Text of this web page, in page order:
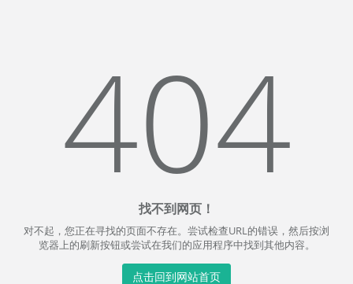
404
找不到网页！
对不起，您正在寻找的页面不存在。尝试检查URL的错误，然后按浏
览器上的刷新按钮或尝试在我们的应用程序中找到其他内容。
点击回到网站首页